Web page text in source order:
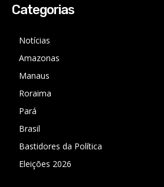
Categorias
Notícias
Amazonas
Manaus
Roraima
Pará
Brasil
Bastidores da Política
Eleições 2026